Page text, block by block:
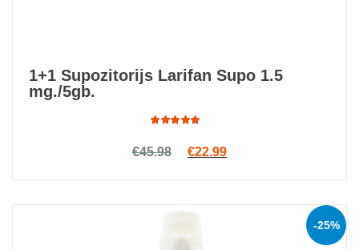
1+1 Supozitorijs Larifan Supo 1.5
mg./5gb.
4.87
out
€45.98 Original price was: €45.98.
€22.99Current price is:
-25%
Skatīt